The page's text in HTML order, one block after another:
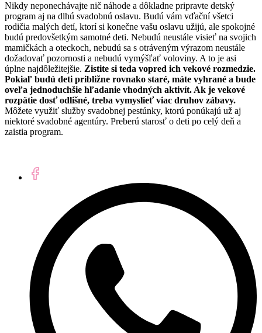
Nikdy neponechávajte nič náhode a dôkladne pripravte detský
program aj na dlhú svadobnú oslavu. Budú vám vďační všetci
rodičia malých detí, ktorí si konečne vašu oslavu užijú, ale spokojné
budú predovšetkým samotné deti. Nebudú neustále visieť na svojich
mamičkách a oteckoch, nebudú sa s otráveným výrazom neustále
dožadovať pozornosti a nebudú vymýšľať voloviny. A to je asi
úplne najdôležitejšie. Zistite si teda vopred ich vekové rozmedzie.
Pokiaľ budú deti približne rovnako staré, máte vyhrané a bude
oveľa jednoduchšie hľadanie vhodných aktivít. Ak je vekové
rozpätie dosť odlišné, treba vymyslieť viac druhov zábavy.
Môžete využiť služby svadobnej pestúnky, ktorú ponúkajú už aj
niektoré svadobné agentúry. Preberú starosť o deti po celý deň a
zaistia program.